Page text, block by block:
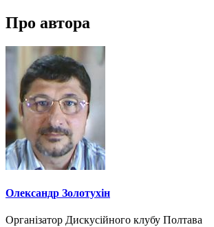
Про автора
Олександр Золотухін
Організатор Дискусійного клубу Полтава